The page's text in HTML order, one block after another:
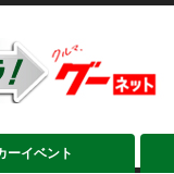
ーイベント